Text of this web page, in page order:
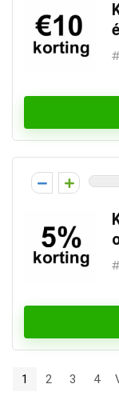
1 2 3 4